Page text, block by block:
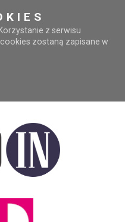
z serwisu
zostaną zapisane w